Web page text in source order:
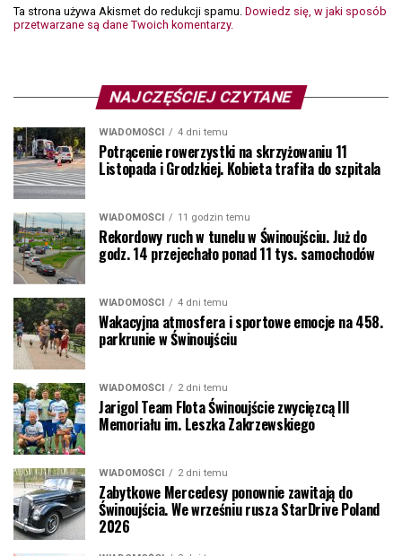
Ta strona używa Akismet do redukcji spamu. Dowiedz się, w jaki sposób
przetwarzane są dane Twoich komentarzy.
NAJCZĘŚCIEJ CZYTANE
WIADOMOŚCI 4 dni temu
Potrącenie rowerzystki na skrzyżowaniu 11
Listopada i Grodzkiej. Kobieta trafiła do szpitala
WIADOMOŚCI 11 godzin temu
Rekordowy ruch w tunelu w Świnoujściu. Już do
godz. 14 przejechało ponad 11 tys. samochodów
WIADOMOŚCI 4 dni temu
Wakacyjna atmosfera i sportowe emocje na 458.
parkrunie w Świnoujściu
WIADOMOŚCI 2 dni temu
Jarigol Team Flota Świnoujście zwycięzcą III
Memoriału im. Leszka Zakrzewskiego
WIADOMOŚCI 2 dni temu
Zabytkowe Mercedesy ponownie zawitają do
Świnoujścia. We wrześniu rusza StarDrive Poland
2026